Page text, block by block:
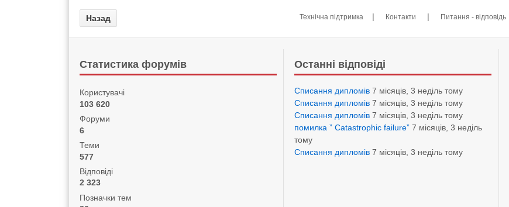
Технічна підтримка | Контакти | Питання - відповідь
Статистика форумів
Користувачі
103 620
Форуми
6
Теми
577
Відповіді
2 323
Позначки тем
Останні відповіді
Списання дипломів 7 місяців, 3 неділь тому
Списання дипломів 7 місяців, 3 неділь тому
Списання дипломів 7 місяців, 3 неділь тому
помилка ” Catastrophic failure” 7 місяців, 3 неділь
тому
Списання дипломів 7 місяців, 3 неділь тому